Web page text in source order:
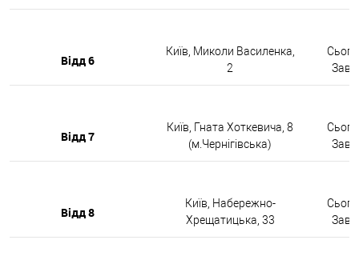
Відд 6
Київ, Миколи Василенка,
2
Відд 7
Київ, Гната Хоткевича, 8
(м.Чернігівська)
Відд 8
Київ, Набережно-
Хрещатицька, 33